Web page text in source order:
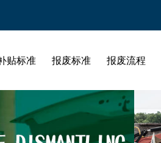
贴标准 报废标准 报废流程